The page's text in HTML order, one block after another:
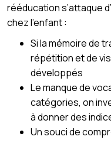
rééducation s’attaque
chez l’enfant :
Si la mémoire de
répétition et de
développés
Le manque de
catégories, on
à donner des
Un souci de